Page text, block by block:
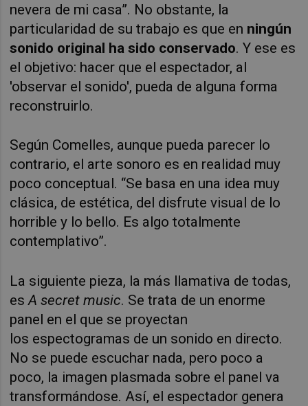
nevera de mi casa”. No obstante, la
particularidad de su trabajo es que en ningún
sonido original ha sido conservado. Y ese es
el objetivo: hacer que el espectador, al
'observar el sonido', pueda de alguna forma
reconstruirlo.
Según Comelles, aunque pueda parecer lo
contrario, el arte sonoro es en realidad muy
poco conceptual. “Se basa en una idea muy
clásica, de estética, del disfrute visual de lo
horrible y lo bello. Es algo totalmente
contemplativo”.
La siguiente pieza, la más llamativa de todas,
esAsecret music. Se trata de un enorme
panel en el que se proyectan
los espectogramas de un sonido en directo.
No se puede escuchar nada, pero poco a
poco, la imagen plasmada sobre el panel va
transformándose. Así, el espectador genera